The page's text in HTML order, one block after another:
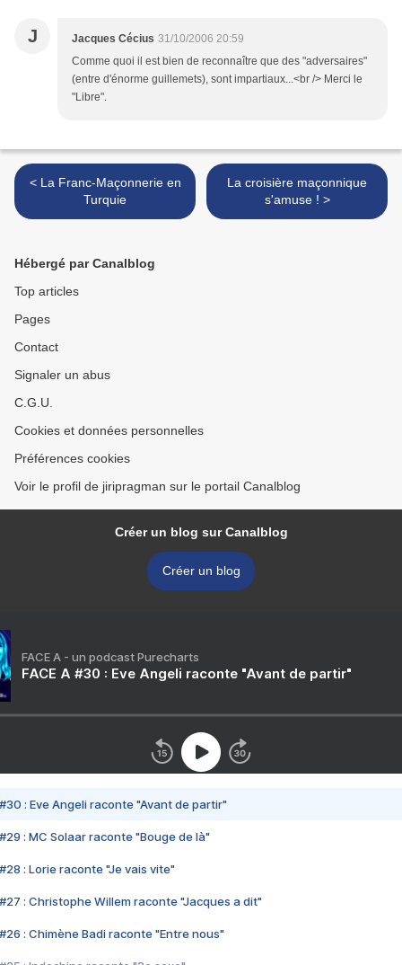
J Jacques Cécius 31/10/2006 20:59
Comme quoi il est bien de reconnaître que des "adversaires"
(entre d'énorme guillemets), sont impartiaux...<br /> Merci le
"Libre".
< La Franc-Maçonnerie en
Turquie
La croisière maçonnique
s'amuse ! >
Hébergé par Canalblog
Top articles
Pages
Contact
Signaler un abus
C.G.U.
Cookies et données personnelles
Préférences cookies
Voir le profil de jiripragman sur le portail Canalblog
Créer un blog sur Canalblog
Créer un blog
FACE A - un podcast Purecharts
FACE A #30 : Eve Angeli raconte "Avant de partir"
#30 : Eve Angeli raconte "Avant de partir"
#29 : MC Solaar raconte "Bouge de là"
#28 : Lorie raconte "Je vais vite"
#27 : Christophe Willem raconte "Jacques a dit"
#26 : Chimène Badi raconte "Entre nous"